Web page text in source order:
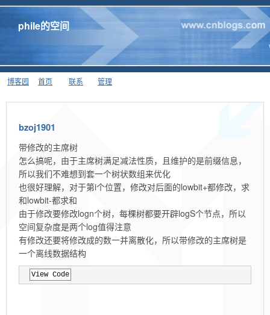
phile的空间
博客园 首页 联系 管理
bzoj1901
带修改的主席树
怎么搞呢，由于主席树满足减法性质，且维护的是前缀信息，
所以我们不难想到套一个树状数组来优化
也很好理解，对于第i个位置，修改对后面的lowbit+都修改，求
和lowbit-都求和
由于修改要修改logn个树，每棵树都要开辟logS个节点，所以
空间复杂度是两个log值得注意
有修改还要将修改成的数一并离散化，所以带修改的主席树是
一个离线数据结构
View Code